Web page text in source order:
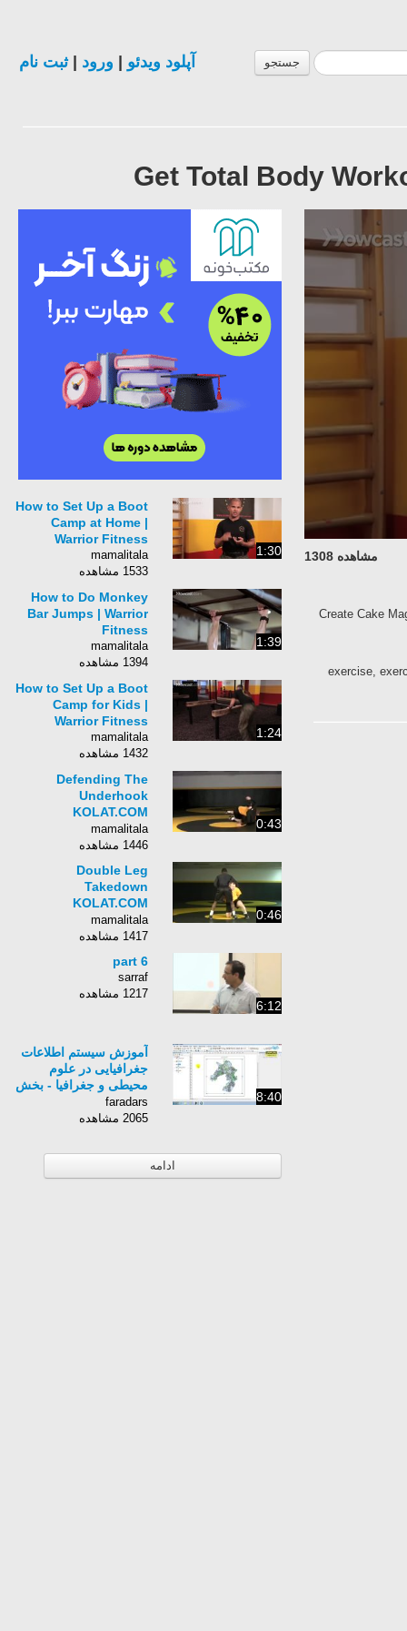
جستجو آپلود ویدئو ورود |ثبت نام
Get Total Body
مشاهده 1308
Create Cake
exercise,
1:30
How to Set Up a Boot
Camp at Home |
Warrior Fitness
mamalitala
1533 مشاهده
1:39
How to Do Monkey
Bar Jumps | Warrior
Fitness
mamalitala
1394 مشاهده
1:24
How to Set Up a Boot
Camp for Kids |
Warrior Fitness
mamalitala
1432 مشاهده
0:43
Defending The
Underhook
KOLAT.COM
Wrestling Techniques
Moves Instruction
mamalitala
1446 مشاهده
0:46
Double Leg
Takedown
KOLAT.COM
Wrestling Moves
Techniques
mamalitala
1417 مشاهده
6:12
part 6
sarraf
1217 مشاهده
8:40
آموزش سیستم اطلاعات
جغرافیایی در علوم
محیطی و جغرافیا - بخش
چهارم
faradars
2065 مشاهده
ادامه